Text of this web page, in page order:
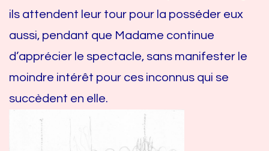
ils attendent leur tour pour la posséder eux
aussi, pendant que Madame continue
d’apprécier le spectacle, sans manifester le
moindre intérêt pour ces inconnus qui se
succèdent en elle.